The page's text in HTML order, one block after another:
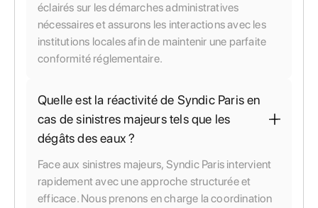
éclairés sur les démarches administratives
nécessaires et assurons les interactions avec les
institutions locales afin de maintenir une parfaite
conformité réglementaire.
Quelle est la réactivité de Syndic Paris en
cas de sinistres majeurs tels que les
dégâts des eaux ?
Face aux sinistres majeurs, Syndic Paris intervient
rapidement avec une approche structurée et
efficace. Nous prenons en charge la coordination